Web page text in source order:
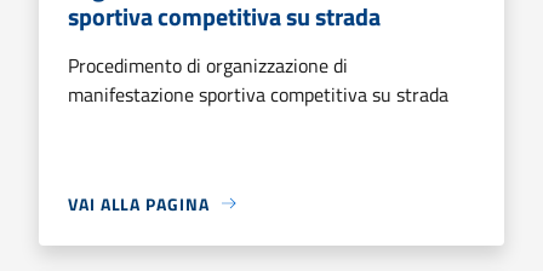
sportiva competitiva su strada
Procedimento di organizzazione di
manifestazione sportiva competitiva su strada
VAI ALLA PAGINA